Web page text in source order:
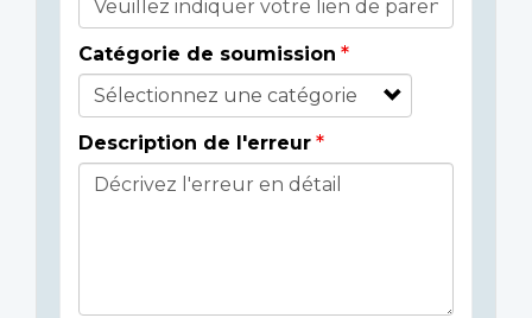
Catégorie de soumission
Description de l'erreur